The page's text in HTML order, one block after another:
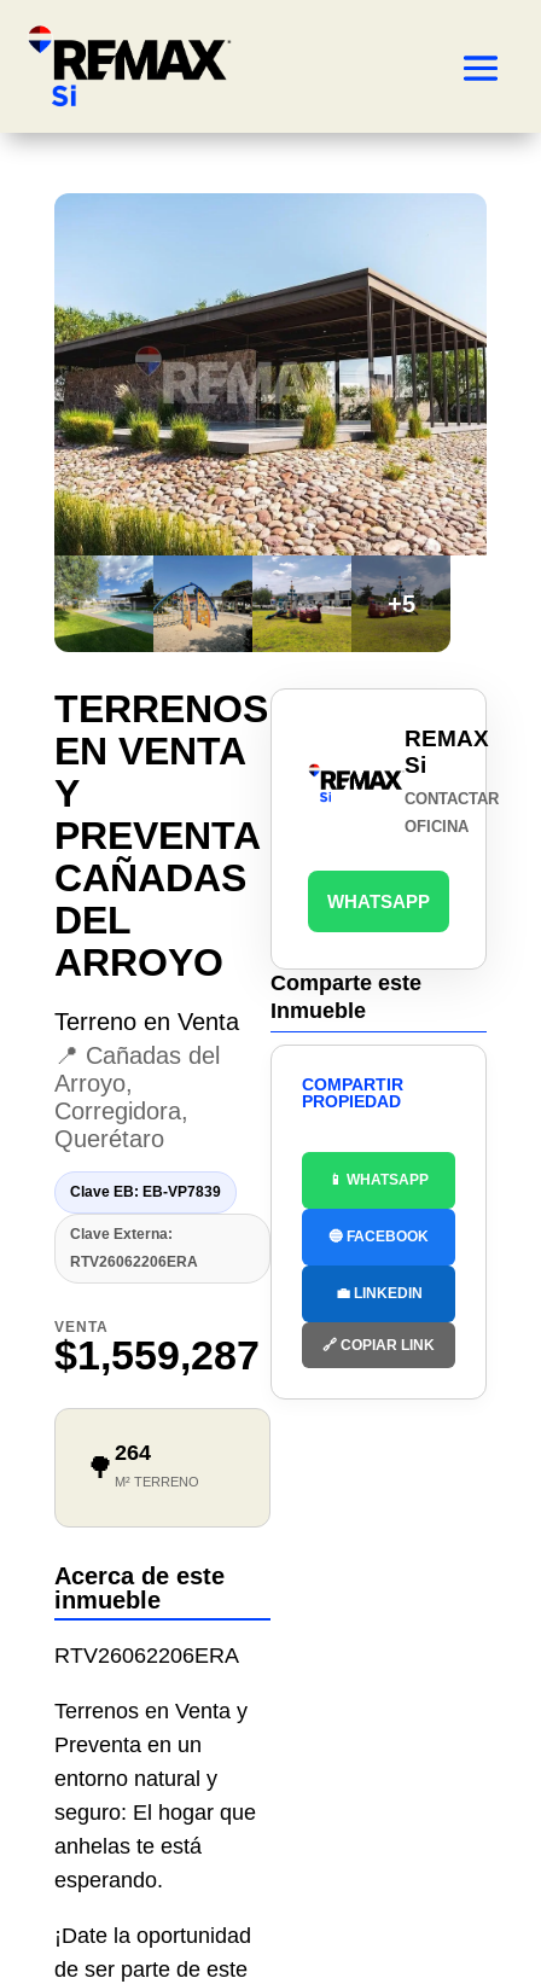
+5
TERRENOS
EN VENTA
Y
PREVENTA
CAÑADAS
DEL
ARROYO
Terreno en Venta
📍 Cañadas del
Arroyo,
Corregidora,
Querétaro
Clave EB: EB-VP7839
Clave Externa:
RTV26062206ERA
VENTA
$1,559,287
🌳 264
M² TERRENO
Acerca de este
inmueble
RTV26062206ERA
Terrenos en Venta y
Preventa en un
entorno natural y
seguro: El hogar que
anhelas te está
esperando.
¡Date la oportunidad
de ser parte de este
REMAX
Si
CONTACTAR
OFICINA
WHATSAPP
Comparte este
Inmueble
COMPARTIR
PROPIEDAD
📱 WHATSAPP
🔵 FACEBOOK
💼 LINKEDIN
🔗 COPIAR LINK